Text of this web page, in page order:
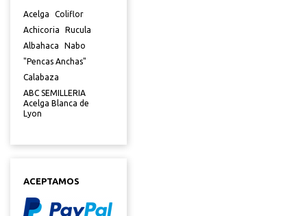
Acelga
Coliflor
Achicoria
Rucula
Albahaca
Nabo
"Pencas Anchas"
Calabaza
ABC SEMILLERIA
Acelga Blanca de
Lyon
ACEPTAMOS